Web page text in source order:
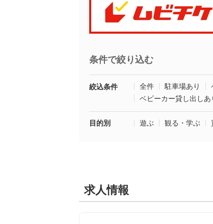
条件で絞り込む
絞込条件 全件 駐車場あり
ベビーカー貸し出しあ
目的別 遊ぶ 観る・学ぶ
求人情報